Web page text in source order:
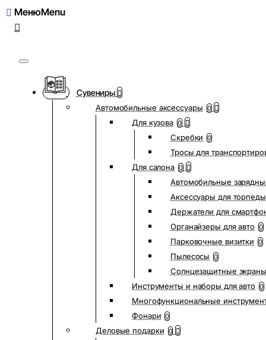
Меню
Сувениры
Автомобильные аксессуары 0
Для кузова 0
Скребки 0
Тросы для
Для салона 0
Автомобильные
Аксессуары для
Держатели для
Органайзеры для авто 0
Парковочные визитки 0
Пылесосы 0
Солнцезащитные экраны
Инструменты и наборы для авто 0
Многофункциональные
Фонари 0
Деловые подарки 0